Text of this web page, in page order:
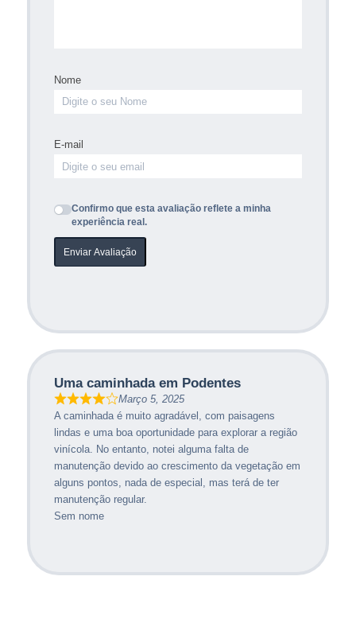
Nome
E-mail
Confirmo que esta avaliação reflete a minha
experiência real.
Enviar Avaliação
Uma caminhada em Podentes
Março 5, 2025
A caminhada é muito agradável, com paisagens
lindas e uma boa oportunidade para explorar a região
vinícola. No entanto, notei alguma falta de
manutenção devido ao crescimento da vegetação em
alguns pontos, nada de especial, mas terá de ter
manutenção regular.
Sem nome